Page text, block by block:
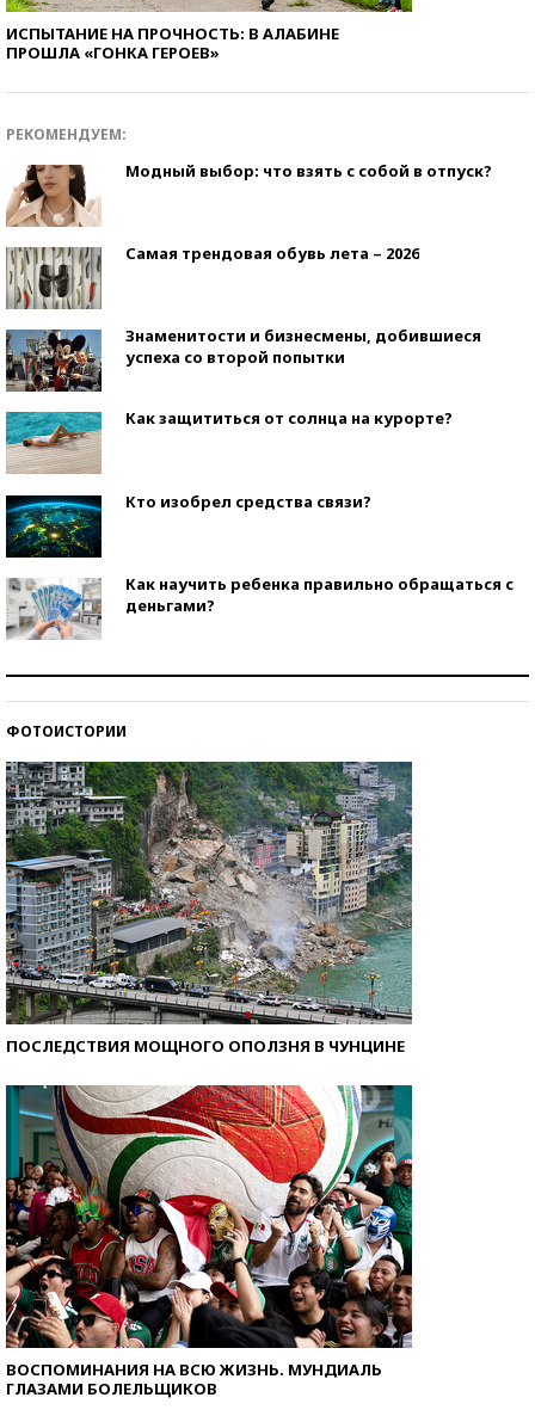
ИСПЫТАНИЕ НА ПРОЧНОСТЬ: В АЛАБИНЕ
ПРОШЛА «ГОНКА ГЕРОЕВ»
РЕКОМЕНДУЕМ:
Модный выбор: что взять с собой в отпуск?
Самая трендовая обувь лета – 2026
Знаменитости и бизнесмены, добившиеся
успеха со второй попытки
Как защититься от солнца на курорте?
Кто изобрел средства связи?
Как научить ребенка правильно обращаться с
деньгами?
ФОТОИСТОРИИ
ПОСЛЕДСТВИЯ МОЩНОГО ОПОЛЗНЯ В ЧУНЦИНЕ
ВОСПОМИНАНИЯ НА ВСЮ ЖИЗНЬ. МУНДИАЛЬ
ГЛАЗАМИ БОЛЕЛЬЩИКОВ